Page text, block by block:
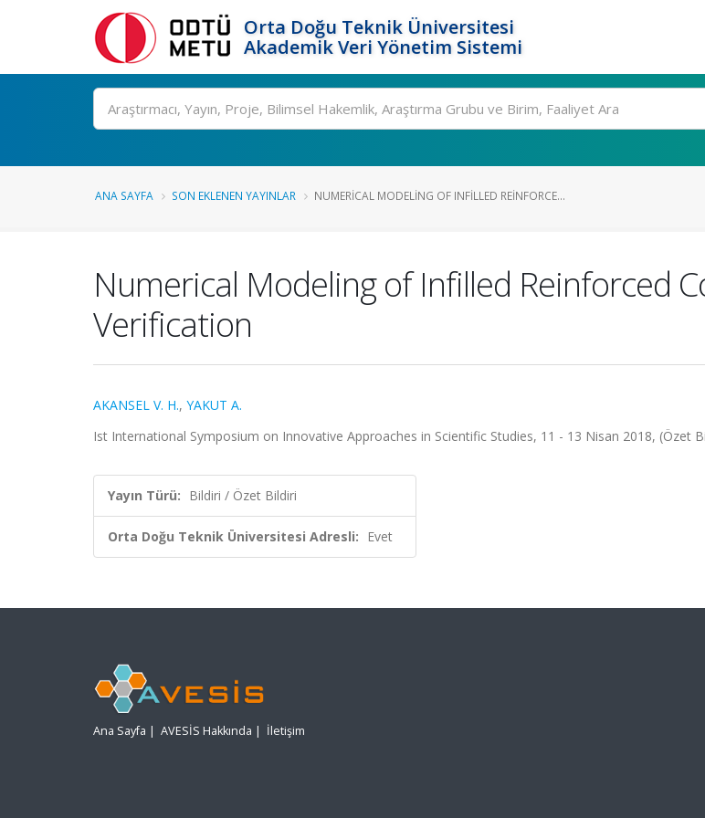
Orta Doğu Teknik Üniversitesi
Akademik Veri Yönetim Sistemi
Ara
ANA SAYFA SON EKLENEN YAYINLAR NUMERICAL MODELING OF INFILLED REINFORCE...
Numerical Modeling of Infilled Reinforced
Verification
AKANSEL V. H., YAKUT A.
Ist International Symposium on Innovative Approaches in Scientific Studies, 11 - 13 Nisan 2018, (Özet
Yayın Türü: Bildiri / Özet Bildiri
Orta Doğu Teknik Üniversitesi Adresli: Evet
Ana Sayfa | AVESİS Hakkında | İletişim